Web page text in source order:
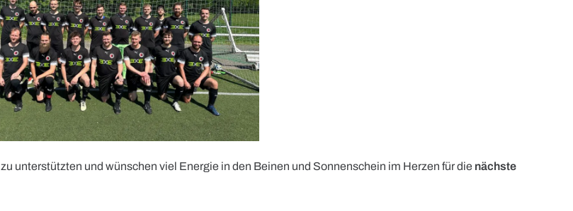
zu unterstützten und wünschen viel Energie in den Beinen und Sonnenschein im Herzen für die nächste